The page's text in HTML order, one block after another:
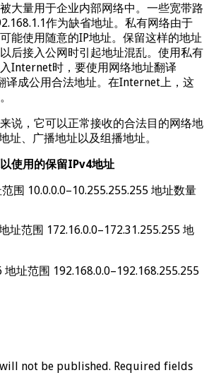
大量用于企业内部网络中。一些宽带路
作为缺省地址。私有网络由于
能使用随意的IP地址。保留这样的地址
后接入公网时引起地址混乱。使用私有
Internet时，要使用网络地址翻译
译成公用合法地址。在Internet上，这
说，它可以正常接收的合法目的网络地
址、广播地址以及组播地址。
使用的保留IPv4地址
围 10.0.0.0–10.255.255.255 地址数量
址范围 172.16.0.0–172.31.255.255 地
地址范围 192.168.0.0–192.168.255.255
not be published. Required fields